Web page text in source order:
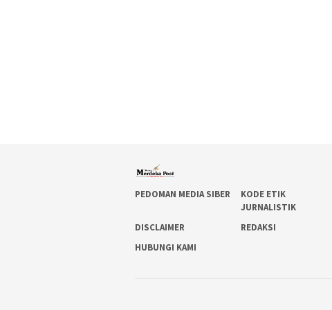
PEDOMAN MEDIA SIBER
KODE ETIK
JURNALISTIK
DISCLAIMER REDAKSI
HUBUNGI KAMI